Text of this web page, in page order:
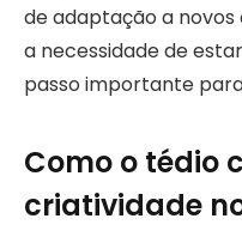
de adaptação a novos
a necessidade de
passo importante
Como o tédio
criatividade